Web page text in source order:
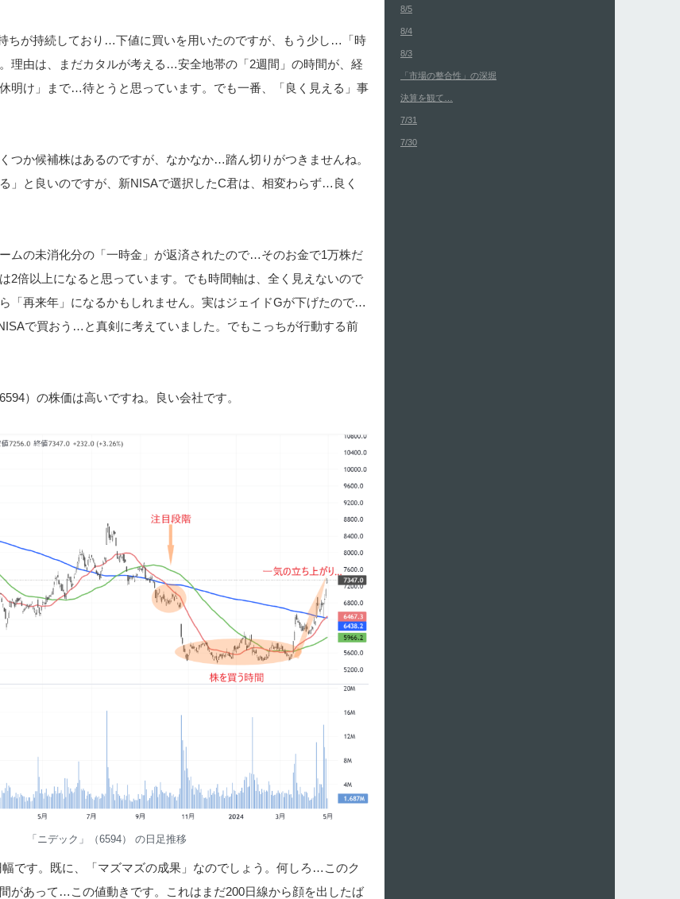
ちが持続しており…下値に買いを用いたのですが、もう少し…「時
理由は、まだカタルが考える…安全地帯の「2週間」の時間が、経
明け」まで…待とうと思っています。でも一番、「良く見える」事
つか候補株はあるのですが、なかなか…踏ん切りがつきませんね。
」と良いのですが、新NISAで選択したC君は、相変わらず…良く
ムの未消化分の「一時金」が返済されたので…そのお金で1万株だ
2倍以上になると思っています。でも時間軸は、全く見えないので
「再来年」になるかもしれません。実はジェイドGが下げたので…
で買おう…と真剣に考えていました。でもこっちが行動する前
）の株価は高いですね。良い会社です。
「ニデック」（6594） の日足推移
です。既に、「マズマズの成果」なのでしょう。何しろ…このク
があって…この値動きです。これはまだ200日線から顔を出したば
8/5
8/4
8/3
「市場の整合性」の深堀
決算を観て…
7/31
7/30